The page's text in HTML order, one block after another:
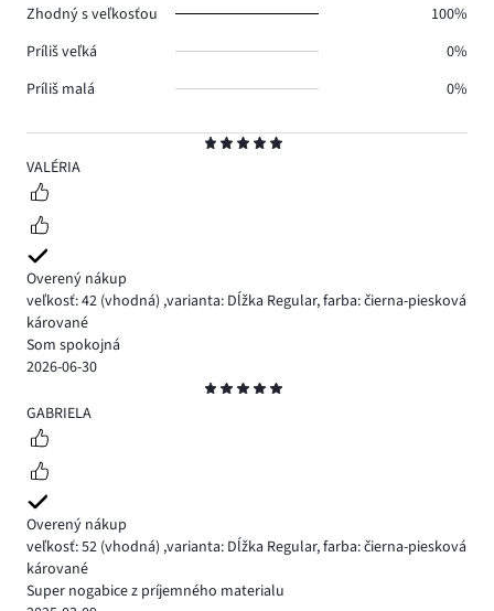
5
VALÉRIA
Overený nákup
veľkosť: 42 (vhodná) ,varianta: Dĺžka Regular,farba: čierna-piesková
kárované
Som spokojná
2026-06-30
5
GABRIELA
Overený nákup
veľkosť: 52 (vhodná) ,varianta: Dĺžka Regular,farba: čierna-piesková
kárované
Super nogabice z príjemného materialu
Zhodný s veľkosťou
100%
Príliš veľká
0%
Príliš malá
0%